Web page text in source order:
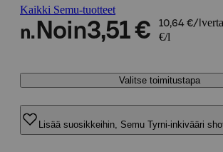
Kaikki Semu-tuotteet
n. Noin3,51 € 10,64 €/l
€/l
Valitse toimitustapa
Lisää suosikkeihin, Semu Tyrni-inkivääri